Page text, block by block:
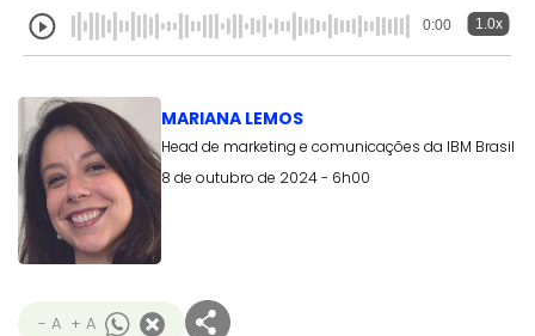
0:00 1.0x
MARIANA LEMOS
Head de marketing e comunicações da IBM Brasil
8 de outubro de 2024 - 6h00
- A + A